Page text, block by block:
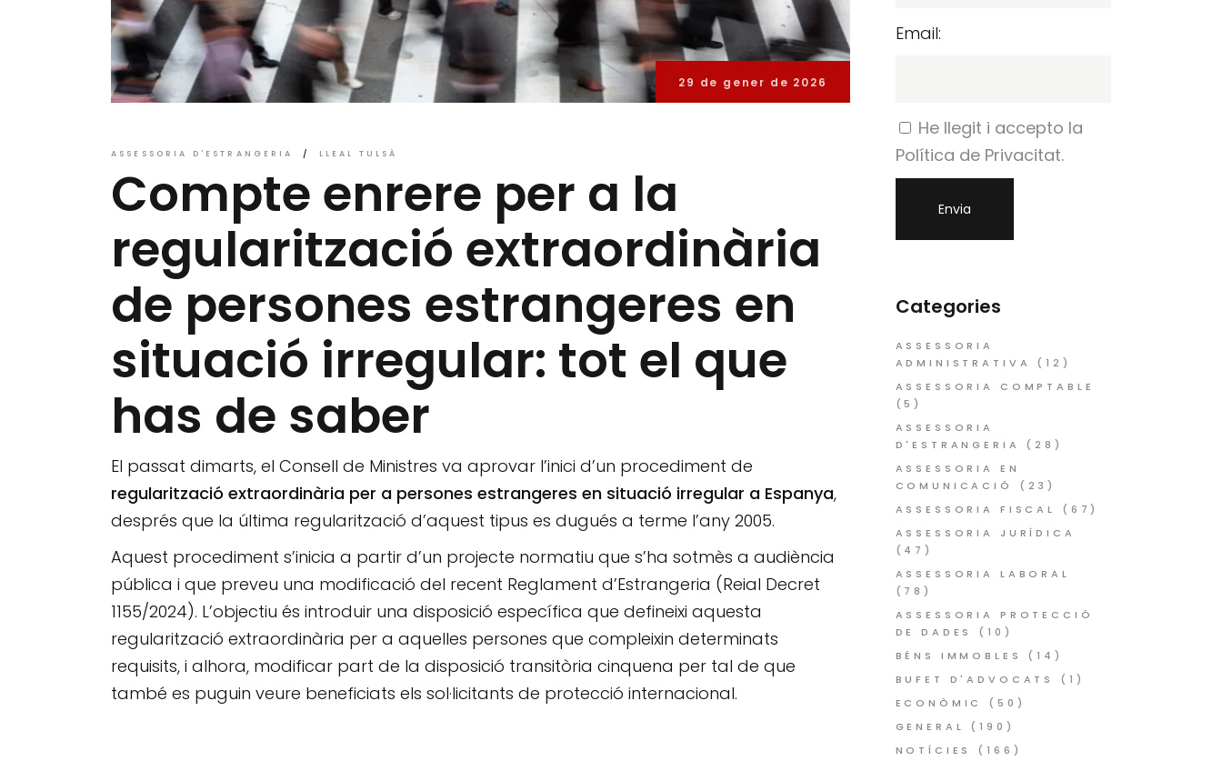
29 de gener de 2026
ASSESSORIA D'ESTRANGERIA LLEAL TULSÀ
Compte enrere per a la
regularització extraordinària
de persones estrangeres en
situació irregular: tot el que
has de saber
El passat dimarts, el Consell de Ministres va aprovar l’inici d’un procediment de
regularització extraordinària per a persones estrangeres en situació irregular a Espanya,
després que la última regularització d’aquest tipus es dugués a terme l’any 2005.
Aquest procediment s’inicia a partir d’un projecte normatiu que s’ha sotmès a audiència
pública i que preveu una modificació del recent Reglament d’Estrangeria (Reial Decret
1155/2024). L’objectiu és introduir una disposició específica que defineixi aquesta
regularització extraordinària per a aquelles persones que compleixin determinats
requisits, i alhora, modificar part de la disposició transitòria cinquena per tal de que
també es puguin veure beneficiats els sol·licitants de protecció internacional.
Email:
He llegit i accepto la
Política de Privacitat.
Categories
ASSESSORIA
ADMINISTRATIVA
(12)
ASSESSORIA COMPTABLE
(5)
ASSESSORIA
D'ESTRANGERIA
(28)
ASSESSORIA EN
COMUNICACIÓ
(23)
ASSESSORIA FISCAL
(67)
ASSESSORIA JURÍDICA
(47)
ASSESSORIA LABORAL
(78)
ASSESSORIA PROTECCIÓ
DE DADES
(10)
BÉNS IMMOBLES
(14)
BUFET D'ADVOCATS
(1)
ECONÒMIC
(50)
GENERAL
(190)
NOTÍCIES
(166)